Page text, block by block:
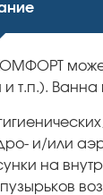
т.п.).
и/или
на